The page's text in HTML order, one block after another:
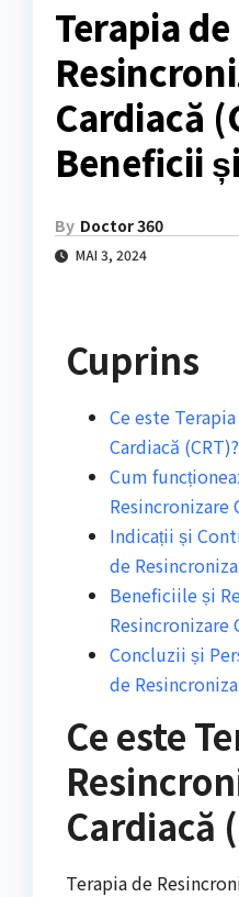
Terapia de
Cardiacă
Beneficii
By Doctor 360
MAI 3, 2024
Cuprins
Ce este
Cardiacă (CRT)?
Cum
Resincronizare
Indicații și
de
Beneficiile și
Resincronizare
Concluzii și
de
Ce este
Cardiacă
Terapia de